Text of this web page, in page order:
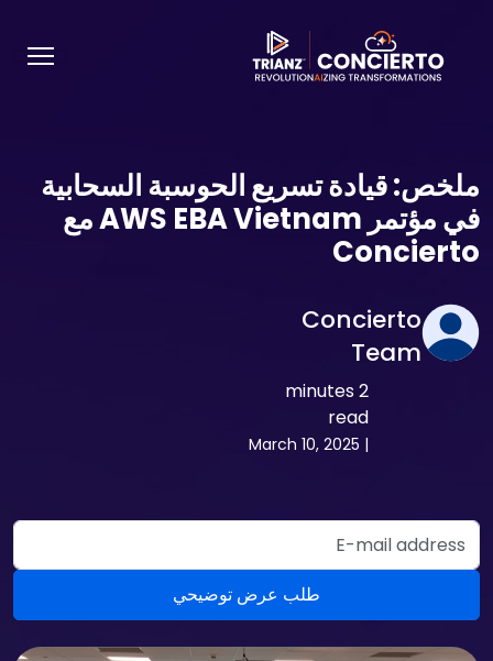
ملخص: قيادة تسريع الحوسبة السحابية
في مؤتمر AWS EBA Vietnam مع
Concierto
Concierto
Team
2 minutes
read
|
March 10, 2025
Email Address